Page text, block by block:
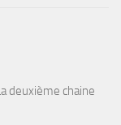
deuxième chaine